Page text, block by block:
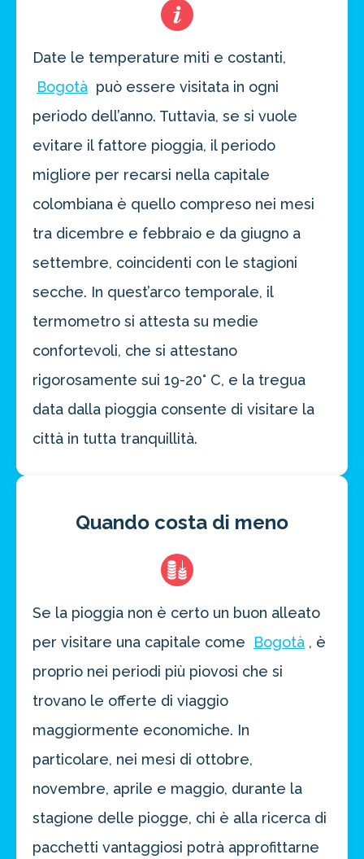
Date le temperature miti e costanti,
Bogotà può essere visitata in ogni
periodo dell’anno. Tuttavia, se si vuole
evitare il fattore pioggia, il periodo
migliore per recarsi nella capitale
colombiana è quello compreso nei mesi
tra dicembre e febbraio e da giugno a
settembre, coincidenti con le stagioni
secche. In quest’arco temporale, il
termometro si attesta su medie
confortevoli, che si attestano
rigorosamente sui 19-20° C, e la tregua
data dalla pioggia consente di visitare la
città in tutta tranquillità.
Quando costa di meno
Se la pioggia non è certo un buon alleato
per visitare una capitale come
Bogotà , è
proprio nei periodi più piovosi che si
trovano le offerte di viaggio
maggiormente economiche. In
particolare, nei mesi di ottobre,
novembre, aprile e maggio, durante la
stagione delle piogge, chi è alla ricerca di
pacchetti vantaggiosi potrà approfittarne